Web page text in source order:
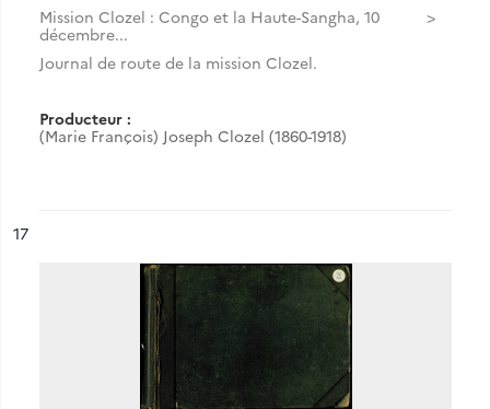
Mission Clozel : Congo et la Haute-Sangha, 10
décembre...
Journal de route de la mission Clozel.
Producteur :
(Marie François) Joseph Clozel (1860-1918)
n°
17